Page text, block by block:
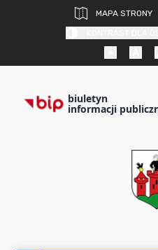
MAPA STRONY
biuletyn
informacji